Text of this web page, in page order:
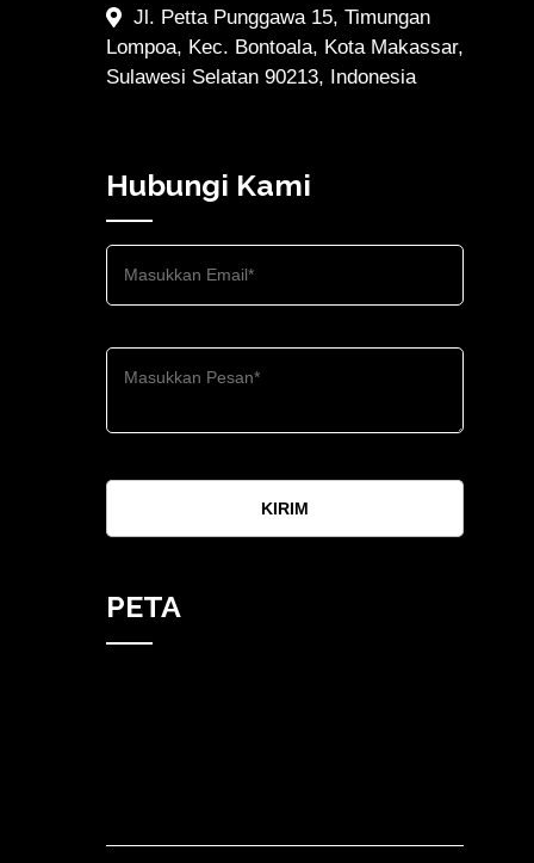
Jl. Petta Punggawa 15, Timungan
Lompoa, Kec. Bontoala, Kota Makassar,
Sulawesi Selatan 90213, Indonesia
Hubungi Kami
KIRIM
PETA